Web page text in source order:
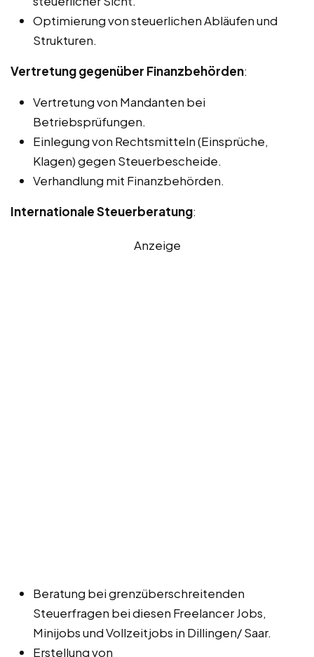
Optimierung von steuerlichen Abläufen und
Strukturen.
Vertretung gegenüber Finanzbehörden:
Vertretung von Mandanten bei
Betriebsprüfungen.
Einlegung von Rechtsmitteln (Einsprüche,
Klagen) gegen Steuerbescheide.
Verhandlung mit Finanzbehörden.
Internationale Steuerberatung:
Anzeige
Beratung bei grenzüberschreitenden
Steuerfragen bei diesen Freelancer Jobs,
Minijobs und Vollzeitjobs in Dillingen/ Saar.
Erstellung von